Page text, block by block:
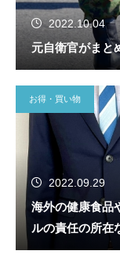
2022.10.04
元自衛官がまと
お得・買い物
2022.09.29
海外の健康食品
ルの責任の所在